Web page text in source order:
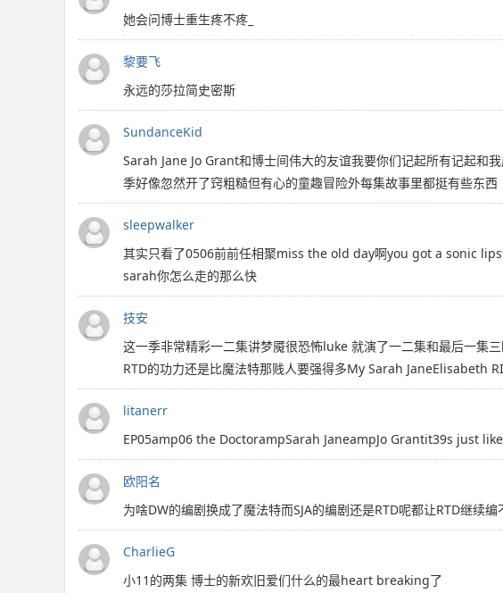
她会问博士重生疼不疼_
黎要飞
永远的莎拉简史密斯
SundanceKid
Sarah Jane Jo Grant和博士间伟大的友谊我要你们记起所有记起和
季好像忽然开了窍粗糙但有心的童趣冒险外每集故事里都挺有些东西
sleepwalker
其实只看了0506前前任相聚miss the old day啊you got a sonic
sarah你怎么走的那么快
技安
这一季非常精彩一二集讲梦魇很恐怖luke 就演了一二集和最后一集
RTD的功力还是比魔法特那贱人要强得多My Sarah JaneElisabeth
litanerr
EP05amp06 the DoctorampSarah JaneampJo Grantit39s just
欧阳名
为啥DW的编剧换成了魔法特而SJA的编剧还是RTD呢都让RTD继续编
CharlieG
小11的两集 博士的新欢旧爱们什么的最heart breaking了